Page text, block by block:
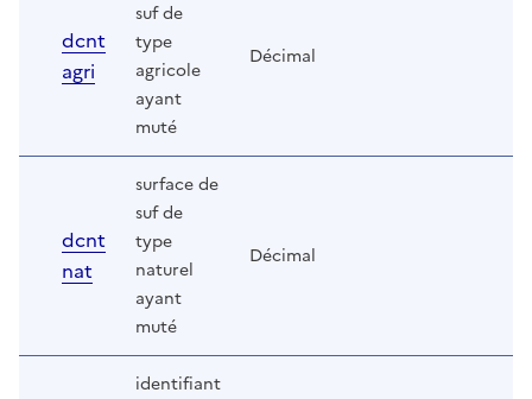
dcnt
agri
suf de
type
agricole
ayant
muté
Décimal
dcnt
nat
surface de
suf de
type
naturel
ayant
muté
Décimal
identifiant